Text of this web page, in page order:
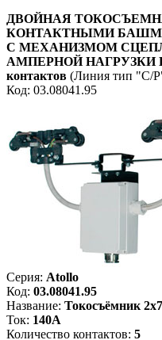
ДВОЙНАЯ
КОНТАКТНЫМИ
С МЕХАНИЗМОМ
АМПЕРНОЙ НАГРУЗКИ
контактов (Линия тип "С/
Код: 03.08041.95
Серия: Atollo
Код: 03.08041.95
Название: Токосъёмник
Ток: 140А
Количество контактов: 5